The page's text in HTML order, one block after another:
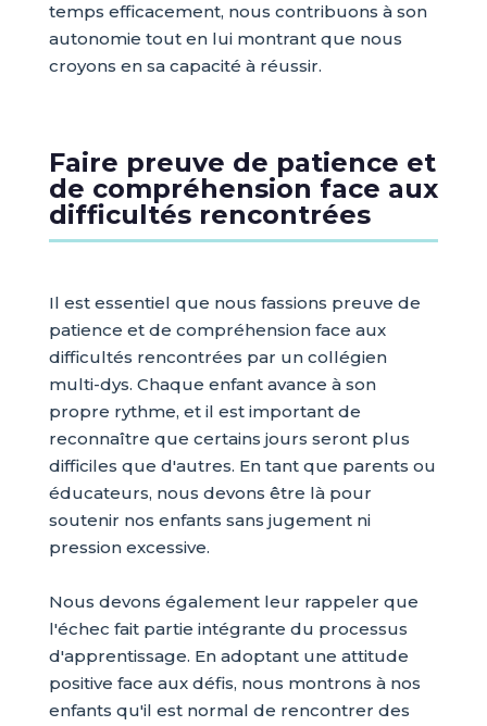
temps efficacement, nous contribuons à son
autonomie tout en lui montrant que nous
croyons en sa capacité à réussir.
Faire preuve de patience et
de compréhension face aux
difficultés rencontrées
Il est essentiel que nous fassions preuve de
patience et de compréhension face aux
difficultés rencontrées par un collégien
multi-dys. Chaque enfant avance à son
propre rythme, et il est important de
reconnaître que certains jours seront plus
difficiles que d'autres. En tant que parents ou
éducateurs, nous devons être là pour
soutenir nos enfants sans jugement ni
pression excessive.
Nous devons également leur rappeler que
l'échec fait partie intégrante du processus
d'apprentissage. En adoptant une attitude
positive face aux défis, nous montrons à nos
enfants qu'il est normal de rencontrer des